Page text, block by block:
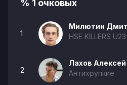
% 1 очковых
1
Милютин
HSE KILLERS U23
2
Лахов Алексей
Антихрупкие